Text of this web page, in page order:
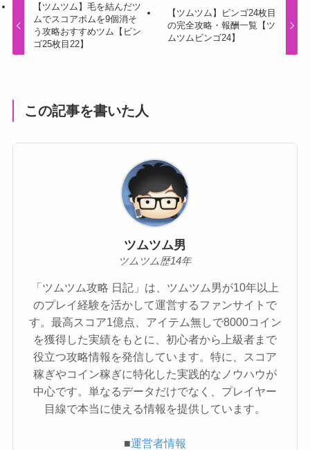
【ツムツム】毛を結んだツ
ムでスコアボムを9個消そ
う攻略おすすめツム【ビン
ゴ25枚目22】
【ツムツム】ビンゴ24枚目
の完全攻略・報酬一覧【ツ
ムツムビンゴ24】
この記事を書いた人
ツムツム男
ツムツム歴14年
「ツムツム攻略 日記」は、ツムツム男が10年以上
のプレイ経験を活かして運営するファンサイトで
す。最高スコア1億点、アイテム無しで8000コイン
を獲得した実績をもとに、初心者から上級者まで
役立つ攻略情報を発信しています。特に、スコア
稼ぎやコイン稼ぎに特化した実践的なノウハウが
中心です。単なるデータだけでなく、プレイヤー
目線で本当に使える情報を提供しています。
■運営者情報